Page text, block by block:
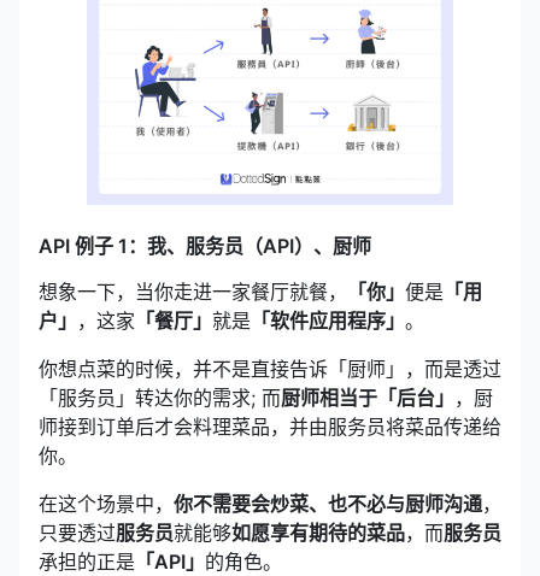
API 例子 1：我、服务员（API）、厨师
想象一下，当你走进一家餐厅就餐，
「你」 便是 「用
户」 ，这家 「餐厅」 就是 「软件应用程序」 。
你想点菜的时候，并不是直接告诉「厨师」，而是透过
「服务员」转达你的需求; 而厨师相当于 「后台」 ，厨
师接到订单后才会料理菜品，并由服务员将菜品传递给
你。
在这个场景中， 你不需要会炒菜、也不必与厨师沟通，
只要透过服务员就能够如愿享有期待的菜品，而服务员
承担的正是 「API」 的角色。